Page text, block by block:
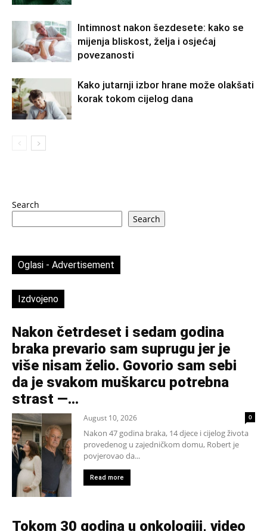
Intimnost nakon šezdesete: kako se
mijenja bliskost, želja i osjećaj
povezanosti
Kako jutarnji izbor hrane može olakšati
korak tokom cijelog dana
Search
Search
Oglasi - Advertisement
Izdvojeno
Nakon četrdeset i sedam godina
braka prevario sam suprugu jer je
više nisam želio. Govorio sam sebi
da je svakom muškarcu potrebna
strast —...
August 10, 2026 0
Nakon 47 godina braka, 14 djece i cijelog života
provedenog u zajedničkom domu, Robert je
povjerovao da...
Read more
Tokom 30 godina u onkologiji, video